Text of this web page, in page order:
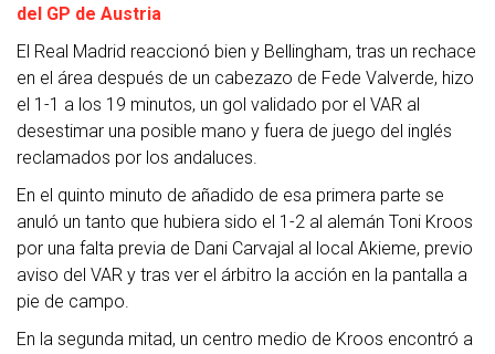
del GP de Austria
El Real Madrid reaccionó bien y Bellingham, tras un rechace
en el área después de un cabezazo de Fede Valverde, hizo
el 1-1 a los 19 minutos, un gol validado por el VAR al
desestimar una posible mano y fuera de juego del inglés
reclamados por los andaluces.
En el quinto minuto de añadido de esa primera parte se
anuló un tanto que hubiera sido el 1-2 al alemán Toni Kroos
por una falta previa de Dani Carvajal al local Akieme, previo
aviso del VAR y tras ver el árbitro la acción en la pantalla a
pie de campo.
En la segunda mitad, un centro medio de Kroos encontró a